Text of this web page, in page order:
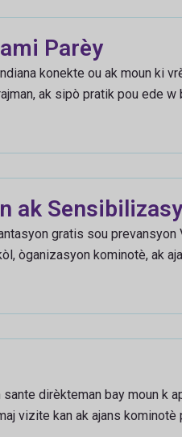
Parèy
konekte ou ak moun ki
ak sipò pratik pou ede w
ak
gratis sou
òganizasyon kominotè, ak
dirèkteman bay moun k
vizite kan ak ajans